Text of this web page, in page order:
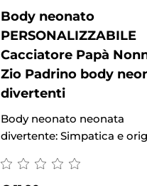
Body neonato
PERSONALIZZABILE
Cacciatore Papà
Zio Padrino body
divertenti
Body neonato neonata
divertente: Simpatica e